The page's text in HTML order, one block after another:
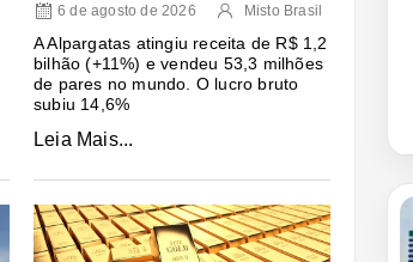
6 de agosto de 2026 Misto Brasil
A Alpargatas atingiu receita de R$ 1,2
bilhão (+11%) e vendeu 53,3 milhões
de pares no mundo. O lucro bruto
subiu 14,6%
Leia Mais...